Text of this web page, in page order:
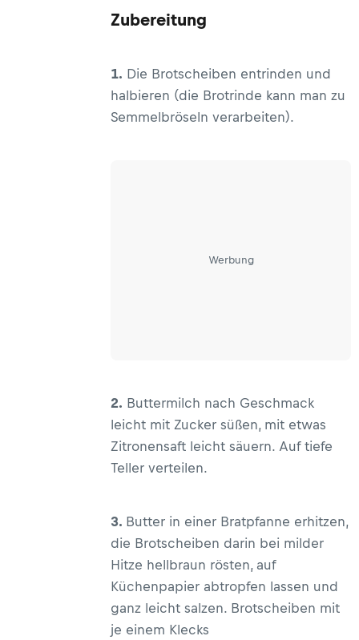
Zubereitung
1. Die Brotscheiben entrinden und
halbieren (die Brotrinde kann man zu
Semmelbröseln verarbeiten).
Werbung
2. Buttermilch nach Geschmack
leicht mit Zucker süßen, mit etwas
Zitronensaft leicht säuern. Auf tiefe
Teller verteilen.
3. Butter in einer Bratpfanne erhitzen,
die Brotscheiben darin bei milder
Hitze hellbraun rösten, auf
Küchenpapier abtropfen lassen und
ganz leicht salzen. Brotscheiben mit
je einem Klecks